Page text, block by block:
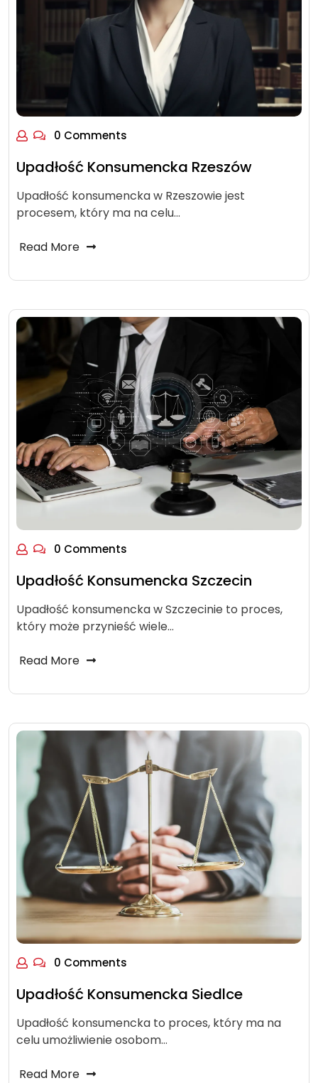
0 Comments
Upadłość Konsumencka Rzeszów
Upadłość konsumencka w Rzeszowie jest
procesem, który ma na celu…
Read More
0 Comments
Upadłość Konsumencka Szczecin
Upadłość konsumencka w Szczecinie to proces,
który może przynieść wiele…
Read More
0 Comments
Upadłość Konsumencka Siedlce
Upadłość konsumencka to proces, który ma na
celu umożliwienie osobom…
Read More